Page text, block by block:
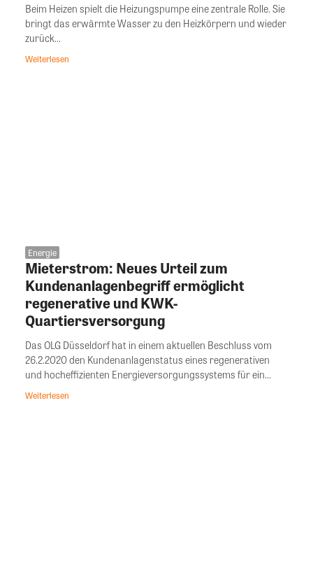
Beim Heizen spielt die Heizungspumpe eine zentrale Rolle. Sie
bringt das erwärmte Wasser zu den Heizkörpern und wieder
zurück...
Weiterlesen
Energie
Mieterstrom: Neues Urteil zum
Kundenanlagenbegriff ermöglicht
regenerative und KWK-
Quartiersversorgung
Das OLG Düsseldorf hat in einem aktuellen Beschluss vom
26.2.2020 den Kundenanlagenstatus eines regenerativen
und hocheffizienten Energieversorgungssystems für ein...
Weiterlesen